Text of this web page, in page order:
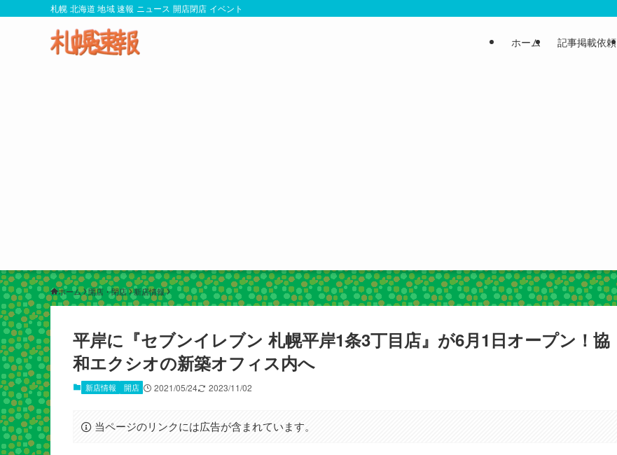
札幌 北海道 地域 速報 ニュース 開店閉店 イベント
ホーム 記事掲載依頼
ホーム 開店・閉店 新店情報
平岸に『セブンイレブン 札幌平岸1条3丁目店』が6月1日オープン！協
和エクシオの新築オフィス内へ
新店情報 開店 2021/05/24 2023/11/02
当ページのリンクには広告が含まれています。